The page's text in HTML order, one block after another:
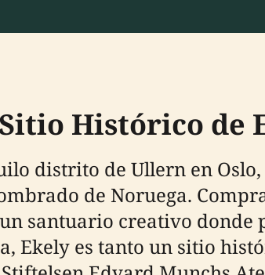
Histórico de
distrito de Ullern en
de Noruega.
santuario creativo donde
Ekely es tanto un sitio